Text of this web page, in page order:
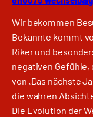
Wir bekommen
Bekannte kommt
Riker und
negativen Gefühle,
von „Das nächste
die wahren
Die Evolution der